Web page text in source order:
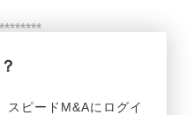
スピードM&Aにログイ